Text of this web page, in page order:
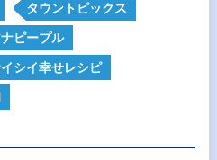
タウントピックス
ピープル
シイ幸せレシピ